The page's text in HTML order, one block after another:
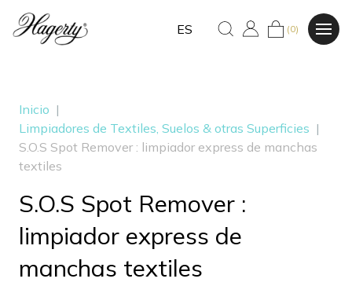
ES (0)
Inicio |
Limpiadores de Textiles, Suelos & otras Superficies |
S.O.S Spot Remover : limpiador express de manchas
textiles
S.O.S Spot Remover :
limpiador express de
manchas textiles